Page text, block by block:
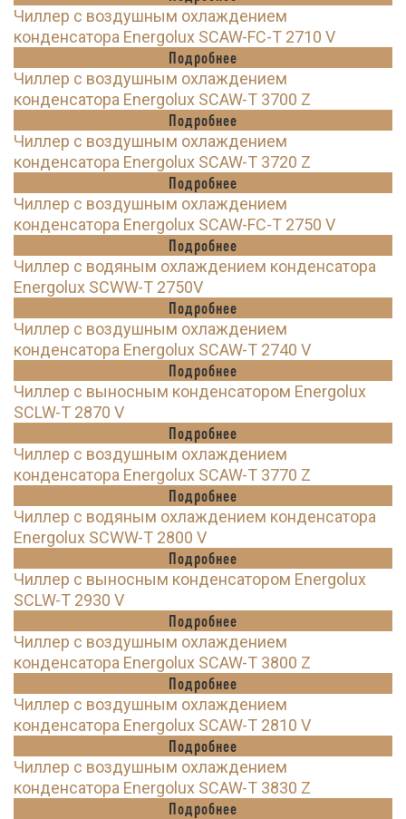
Чиллер с воздушным охлаждением
конденсатора Energolux SCAW-FC-T 2710 V
Подробнее
Чиллер с воздушным охлаждением
конденсатора Energolux SCAW-T 3700 Z
Подробнее
Чиллер с воздушным охлаждением
конденсатора Energolux SCAW-T 3720 Z
Подробнее
Чиллер с воздушным охлаждением
конденсатора Energolux SCAW-FC-T 2750 V
Подробнее
Чиллер с водяным охлаждением конденсатора
Energolux SCWW-T 2750V
Подробнее
Чиллер с воздушным охлаждением
конденсатора Energolux SCAW-T 2740 V
Подробнее
Чиллер с выносным конденсатором Energolux
SCLW-T 2870 V
Подробнее
Чиллер с воздушным охлаждением
конденсатора Energolux SCAW-T 3770 Z
Подробнее
Чиллер с водяным охлаждением конденсатора
Energolux SCWW-T 2800 V
Подробнее
Чиллер с выносным конденсатором Energolux
SCLW-T 2930 V
Подробнее
Чиллер с воздушным охлаждением
конденсатора Energolux SCAW-T 3800 Z
Подробнее
Чиллер с воздушным охлаждением
конденсатора Energolux SCAW-T 2810 V
Подробнее
Чиллер с воздушным охлаждением
конденсатора Energolux SCAW-T 3830 Z
Подробнее